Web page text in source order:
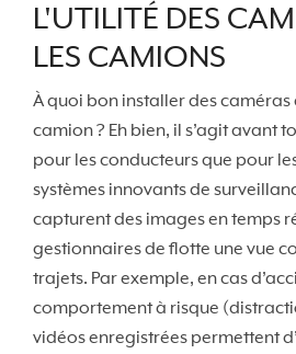
L'UTILITÉ DES
LES CAMIONS
À quoi bon installer des caméras
camion ? Eh bien, il s’agit avant
pour les conducteurs que pour
systèmes innovants de
capturent des images en temps
gestionnaires de flotte une vue
trajets. Par exemple, en cas
comportement à risque
vidéos enregistrées permettent